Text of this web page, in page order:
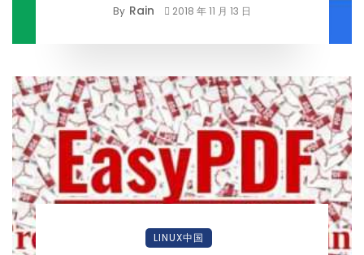
By Rain 2018 年 11 月 13 日
LINUX中国